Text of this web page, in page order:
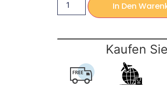
In Den
Kaufen